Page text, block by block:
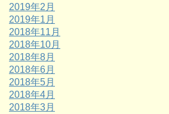
2019年2月
2019年1月
2018年11月
2018年10月
2018年8月
2018年6月
2018年5月
2018年4月
2018年3月